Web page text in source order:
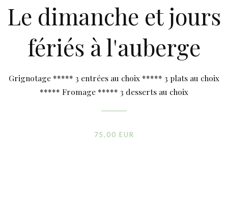
Le dimanche et jours
fériés à l'auberge
Grignotage ***** 3 entrées au choix ***** 3 plats au choix
***** Fromage ***** 3 desserts au choix
75,00 EUR